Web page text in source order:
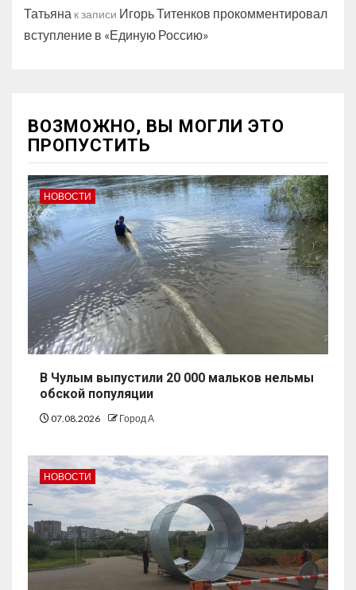
Татьяна к записи Игорь Титенков прокомментировал
вступление в «Единую Россию»
ВОЗМОЖНО, ВЫ МОГЛИ ЭТО
ПРОПУСТИТЬ
НОВОСТИ
В Чулым выпустили 20 000 мальков нельмы
обской популяции
07.08.2026 Город А
НОВОСТИ